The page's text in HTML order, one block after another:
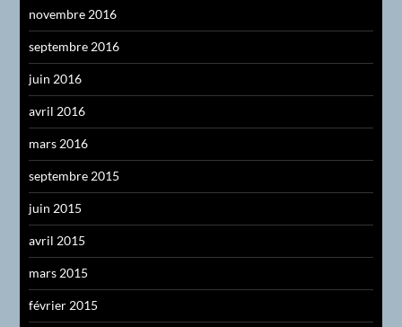
novembre 2016
septembre 2016
juin 2016
avril 2016
mars 2016
septembre 2015
juin 2015
avril 2015
mars 2015
février 2015